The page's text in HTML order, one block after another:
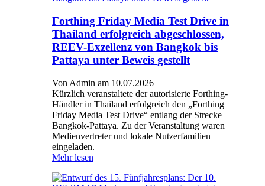
Forthing Friday Media Test Drive in
Thailand erfolgreich abgeschlossen,
REEV-Exzellenz von Bangkok bis
Pattaya unter Beweis gestellt
Von Admin am 10.07.2026
Kürzlich veranstaltete der autorisierte Forthing-
Händler in Thailand erfolgreich den „Forthing
Friday Media Test Drive“ entlang der Strecke
Bangkok-Pattaya. Zu der Veranstaltung waren
Medienvertreter und lokale Nutzerfamilien
eingeladen.
Mehr lesen